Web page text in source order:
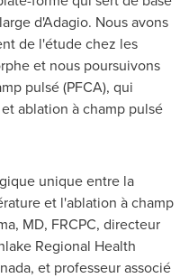
d'Adagio. Nous avons
de l'étude chez les
et nous poursuivons
pulsé (PFCA), qui
ablation à champ pulsé
unique entre la
et l'ablation à champ
, MD, FRCPC, directeur
Regional Health
, et professeur associé